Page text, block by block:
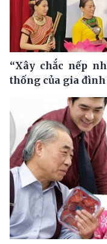
“Xây chắc nếp
thống của gia